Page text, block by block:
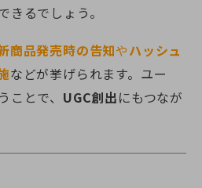
きるでしょう。
商品発売時の告知やハッシュ
などが挙げられます。ユー
とで、 UGC創出にもつなが